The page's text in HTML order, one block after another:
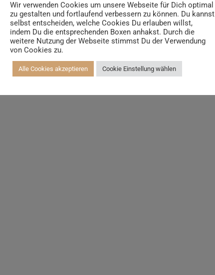
Meditationsleiter*in | 50h & Achtsamkeitstrainer*in
Yoga Alignmenttrainer*in | 40h
Yoga Hilfsmitteltrainer*in Ausbildung | 10 h
Wir verwenden Cookies um unsere Webseite für Dich optimal
zu gestalten und fortlaufend verbessern zu können. Du kannst
selbst entscheiden, welche Cookies Du erlauben willst,
indem Du die entsprechenden Boxen anhakst. Durch die
weitere Nutzung der Webseite stimmst Du der Verwendung
von Cookies zu.
Alle Cookies akzeptieren Cookie Einstellung wählen